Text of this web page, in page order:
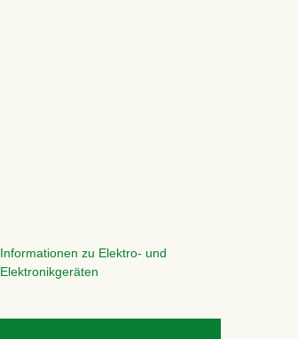
Informationen zu Elektro- und
Elektronikgeräten